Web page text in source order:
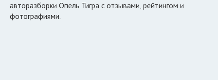
Автосервисы
авторазборки Опель Тигра с отзывами, рейтингом и
фотографиями.